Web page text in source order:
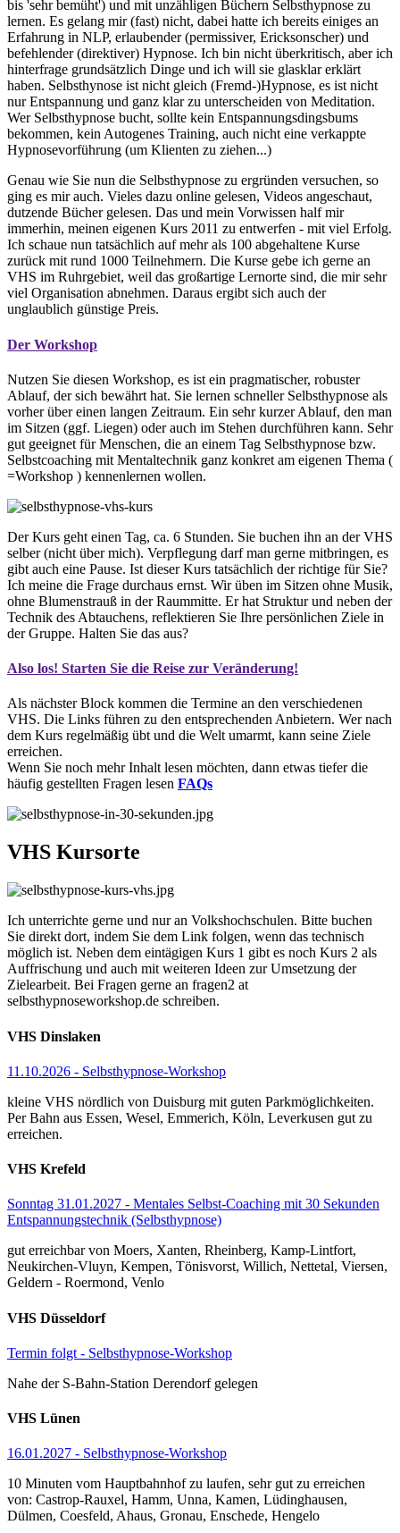
bis 'sehr bemüht') und mit unzähligen Büchern Selbsthypnose zu
lernen. Es gelang mir (fast) nicht, dabei hatte ich bereits einiges an
Erfahrung in NLP, erlaubender (permissiver, Ericksonscher) und
befehlender (direktiver) Hypnose. Ich bin nicht überkritisch, aber ich
hinterfrage grundsätzlich Dinge und ich will sie glasklar erklärt
haben. Selbsthynose ist nicht gleich (Fremd-)Hypnose, es ist nicht
nur Entspannung und ganz klar zu unterscheiden von Meditation.
Wer Selbsthypnose bucht, sollte kein Entspannungsdingsbums
bekommen, kein Autogenes Training, auch nicht eine verkappte
Hypnosevorführung (um Klienten zu ziehen...)
Genau wie Sie nun die Selbsthypnose zu ergründen versuchen, so
ging es mir auch. Vieles dazu online gelesen, Videos angeschaut,
dutzende Bücher gelesen. Das und mein Vorwissen half mir
immerhin, meinen eigenen Kurs 2011 zu entwerfen - mit viel Erfolg.
Ich schaue nun tatsächlich auf mehr als 100 abgehaltene Kurse
zurück mit rund 1000 Teilnehmern. Die Kurse gebe ich gerne an
VHS im Ruhrgebiet, weil das großartige Lernorte sind, die mir sehr
viel Organisation abnehmen. Daraus ergibt sich auch der
unglaublich günstige Preis.
Der Workshop
Nutzen Sie diesen Workshop, es ist ein pragmatischer, robuster
Ablauf, der sich bewährt hat. Sie lernen schneller Selbsthypnose als
vorher über einen langen Zeitraum. Ein sehr kurzer Ablauf, den man
im Sitzen (ggf. Liegen) oder auch im Stehen durchführen kann. Sehr
gut geeignet für Menschen, die an einem Tag Selbsthypnose bzw.
Selbstcoaching mit Mentaltechnik ganz konkret am eigenen Thema (
=Workshop ) kennenlernen wollen.
Der Kurs geht einen Tag, ca. 6 Stunden. Sie buchen ihn an der VHS
selber (nicht über mich). Verpflegung darf man gerne mitbringen, es
gibt auch eine Pause. Ist dieser Kurs tatsächlich der richtige für Sie?
Ich meine die Frage durchaus ernst. Wir üben im Sitzen ohne Musik,
ohne Blumenstrauß in der Raummitte. Er hat Struktur und neben der
Technik des Abtauchens, reflektieren Sie Ihre persönlichen Ziele in
der Gruppe. Halten Sie das aus?
Also los! Starten Sie die Reise zur Veränderung!
Als nächster Block kommen die Termine an den verschiedenen
VHS. Die Links führen zu den entsprechenden Anbietern. Wer nach
dem Kurs regelmäßig übt und die Welt umarmt, kann seine Ziele
erreichen.
Wenn Sie noch mehr Inhalt lesen möchten, dann etwas tiefer die
häufig gestellten Fragen lesen FAQs
VHS Kursorte
Ich unterrichte gerne und nur an Volkshochschulen. Bitte buchen
Sie direkt dort, indem Sie dem Link folgen, wenn das technisch
möglich ist. Neben dem eintägigen Kurs 1 gibt es noch Kurs 2 als
Auffrischung und auch mit weiteren Ideen zur Umsetzung der
Zielearbeit. Bei Fragen gerne an fragen2 at
selbsthypnoseworkshop.de schreiben.
VHS Dinslaken
11.10.2026 - Selbsthypnose-Workshop
kleine VHS nördlich von Duisburg mit guten Parkmöglichkeiten.
Per Bahn aus Essen, Wesel, Emmerich, Köln, Leverkusen gut zu
erreichen.
VHS Krefeld
Sonntag 31.01.2027 - Mentales Selbst-Coaching mit 30 Sekunden
Entspannungstechnik (Selbsthypnose)
gut erreichbar von Moers, Xanten, Rheinberg, Kamp-Lintfort,
Neukirchen-Vluyn, Kempen, Tönisvorst, Willich, Nettetal, Viersen,
Geldern - Roermond, Venlo
VHS Düsseldorf
Termin folgt - Selbsthypnose-Workshop
Nahe der S-Bahn-Station Derendorf gelegen
VHS Lünen
16.01.2027 - Selbsthypnose-Workshop
10 Minuten vom Hauptbahnhof zu laufen, sehr gut zu erreichen
von: Castrop-Rauxel, Hamm, Unna, Kamen, Lüdinghausen,
Dülmen, Coesfeld, Ahaus, Gronau, Enschede, Hengelo